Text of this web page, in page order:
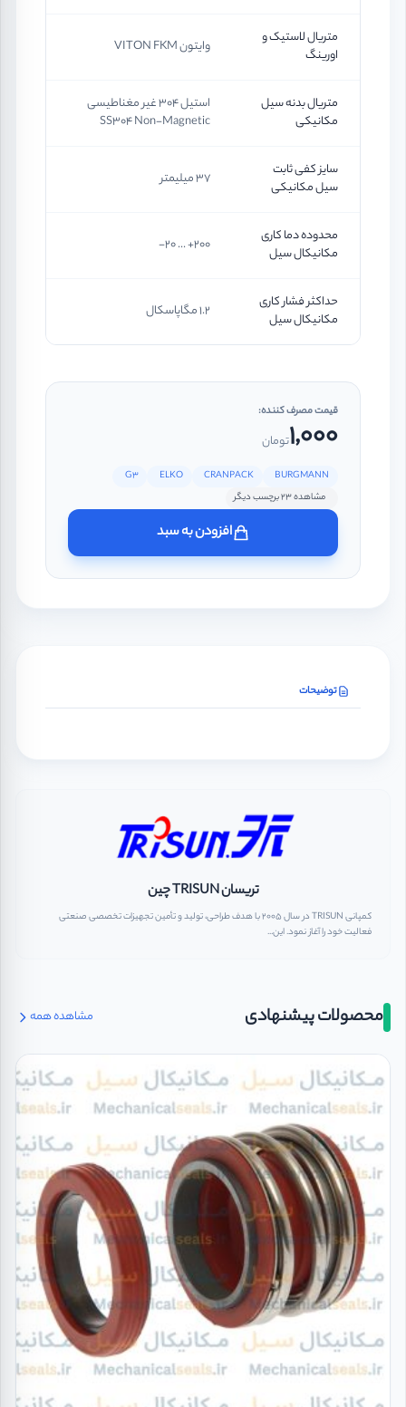
متریال لاستیک و
اورینگ
وایتون VITON FKM
متریال بدنه سیل
مکانیکی
استیل 304 غیر مغناطیسی
SS304 Non-Magnetic
سایز کفی ثابت
سیل مکانیکی
37 میلیمتر
محدوده دما کاری
مکانیکال سیل
200+ ... 20-
حداکثر فشار کاری
مکانیکال سیل
1.2 مگاپاسکال
قیمت مصرف کننده:
1,000تومان
BURGMANN
CRANPACK
ELKO
G3
مشاهده 23 برچسب دیگر
افزودن به سبد
توضیحات
تریسان TRISUN چین
کمپانی TRISUN در سال 2005 با هدف طراحی، تولید و تأمین تجهیزات تخصصی صنعتی
فعالیت خود را آغاز نمود. این...
محصولات پیشنهادی مشاهده همه